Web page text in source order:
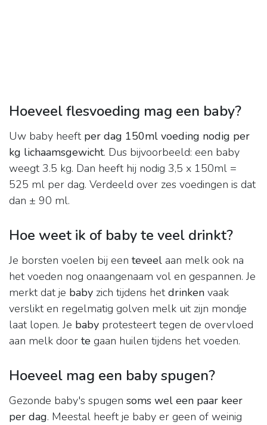
Hoeveel flesvoeding mag een baby?
Uw baby heeft per dag 150ml voeding nodig per
kg lichaamsgewicht. Dus bijvoorbeeld: een baby
weegt 3.5 kg. Dan heeft hij nodig 3,5 x 150ml =
525 ml per dag. Verdeeld over zes voedingen is dat
dan ± 90 ml.
Hoe weet ik of baby te veel drinkt?
Je borsten voelen bij een teveel aan melk ook na
het voeden nog onaangenaam vol en gespannen. Je
merkt dat je baby zich tijdens hetdrinken vaak
verslikt en regelmatig golven melk uit zijn mondje
laat lopen. Je baby protesteert tegen de overvloed
aan melk door te gaan huilen tijdens het voeden.
Hoeveel mag een baby spugen?
Gezonde baby's spugen soms wel een paar keer
per dag. Meestal heeft je baby er geen of weinig